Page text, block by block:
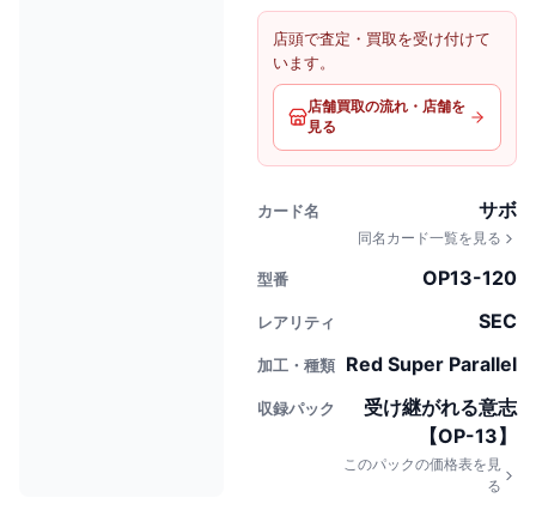
店頭で査定・買取を受け付けて
います。
店舗買取の流れ・店舗を
見る
カード名 サボ
同名カード一覧を見る
型番 OP13-120
レアリティ SEC
加工・種類 Red Super Parallel
収録パック
受け継がれる意志
【OP-13】
このパックの価格表を見
る